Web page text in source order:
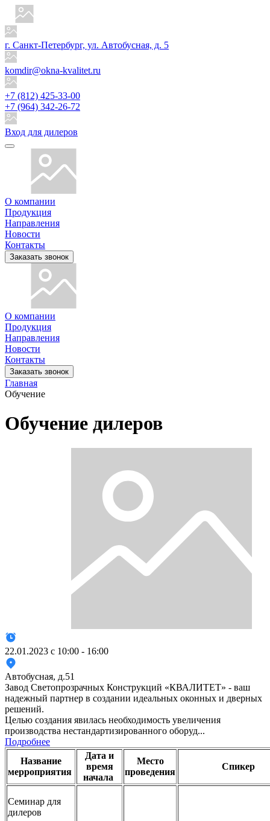
г. Санкт-Петербург, ул. Автобусная, д. 5
komdir@okna-kvalitet.ru
+7 (812) 425-33-00
+7 (964) 342-26-72
Вход для дилеров
О компании
Продукция
Направления
Новости
Контакты
Заказать звонок
О компании
Продукция
Направления
Новости
Контакты
Заказать звонок
Главная
Обучение
Обучение дилеров
22.01.2023 с 10:00 - 16:00
Автобусная, д.51
Завод Светопрозрачных Конструкций «КВАЛИТЕТ» - ваш
надежный партнер в создании идеальных оконных и дверных
решений.
Целью создания явилась необходимость увеличения
производства нестандартизированного оборуд...
Подробнее
Название
мерроприятия
Дата и
время
начала
Место
проведения
Спикер
Семинар для
дилеров